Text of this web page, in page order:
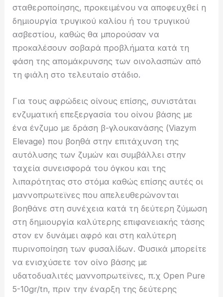
σταθεροποίησης, προκειμένου να αποφευχθεί η
δημιουργία τρυγικού καλίου ή του τρυγικού
ασβεστίου, καθώς θα μπορούσαν να
προκαλέσουν σοβαρά προβλήματα κατά τη
φάση της απομάκρυνσης των οινολασπών από
τη φιάλη στο τελευταίο στάδιο.
Για τους αφρώδεις οίνους επίσης, συνιστάται
ενζυματική επεξεργασία του οίνου βάσης με
ένα ένζυμο με δράση β-γλoυκανάσης (Viazym
Elevage) που βοηθά στην επιτάχυνση της
αυτόλυσης των ζυμών και συμβάλλει στην
ταχεία συνεισφορά του όγκου και της
λιπαρότητας στο στόμα καθώς επίσης αυτές οι
μαννοπρωτεϊνες που απελευθερώνονται
βοηθάνε στη συνέχεια κατά τη δεύτερη ζύμωση
στη δημιουργία καλύτερης επιφανειακής τάσης
στον εν δυνάμει αφρό και στη καλύτερη
πυρινοποίηση των φυσαλίδων. Φυσικά μπορείτε
να ενισχύσετε τον οίνο βάσης με
υδατοδυαλιτές μαννοπρωτεϊνες, π.χ Open Pure
5-10gr/tn, πριν την έναρξη της δεύτερης